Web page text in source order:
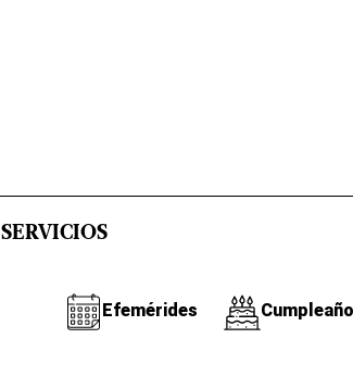
SERVICIOS
Efemérides